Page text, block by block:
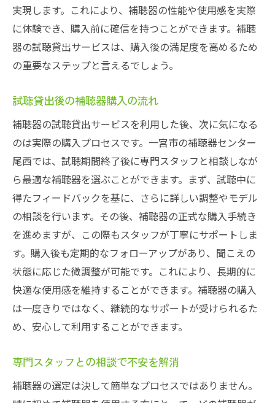
実現します。これにより、補聴器の性能や使用感を実際
に体験でき、購入前に確信を持つことができます。補聴
器の試聴貸出サービスは、購入後の満足度を高めるため
の重要なステップと言えるでしょう。
試聴貸出後の補聴器購入の流れ
補聴器の試聴貸出サービスを利用した後、次に気になる
のは実際の購入プロセスです。一宮市の補聴器センター
尾西では、試聴期間終了後に専門スタッフと相談しなが
ら最適な補聴器を選ぶことができます。まず、試聴中に
得たフィードバックを基に、さらに詳しい調整やモデル
の相談を行います。その後、補聴器の正式な購入手続き
を進めますが、この際もスタッフが丁寧にサポートしま
す。購入後も定期的なフォローアップがあり、聞こえの
状態に応じた微調整が可能です。これにより、長期的に
快適な使用感を維持することができます。補聴器の購入
は一度きりではなく、継続的なサポートが受けられるた
め、安心して利用することができます。
専門スタッフとの相談で不安を解消
補聴器の選定は決して簡単なプロセスではありません。